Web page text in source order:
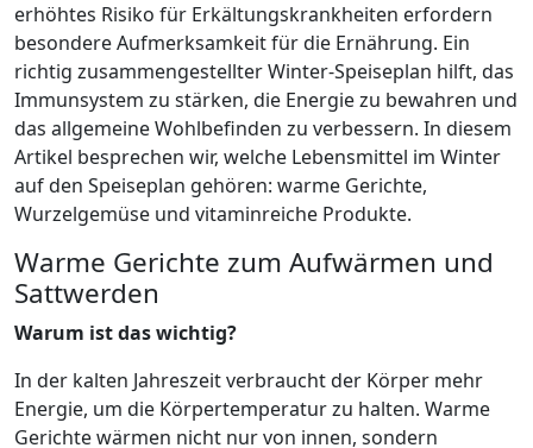
erhöhtes Risiko für Erkältungskrankheiten erfordern
besondere Aufmerksamkeit für die Ernährung. Ein
richtig zusammengestellter Winter-Speiseplan hilft, das
Immunsystem zu stärken, die Energie zu bewahren und
das allgemeine Wohlbefinden zu verbessern. In diesem
Artikel besprechen wir, welche Lebensmittel im Winter
auf den Speiseplan gehören: warme Gerichte,
Wurzelgemüse und vitaminreiche Produkte.
Warme Gerichte zum Aufwärmen und
Sattwerden
Warum ist das wichtig?
In der kalten Jahreszeit verbraucht der Körper mehr
Energie, um die Körpertemperatur zu halten. Warme
Gerichte wärmen nicht nur von innen, sondern